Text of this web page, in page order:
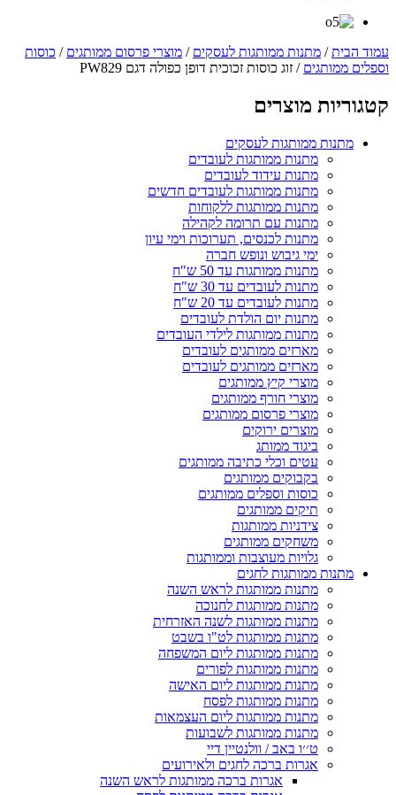
עמוד הבית/ מתנות ממותגות לעסקים / מוצרי פרסום ממותגים / כוסות
וספלים ממותגים / זוג כוסות זכוכית דופן כפולה דגם PW829
קטגוריות מוצרים
מתנות ממותגות לעסקים
מתנות ממותגות לעובדים
מתנות עידוד לעובדים
מתנות ממותגות לעובדים חדשים
מתנות ממותגות ללקוחות
מתנות עם תרומה לקהילה
מתנות לכנסים, תערוכות וימי עיון
ימי גיבוש ונופש חברה
מתנות ממותגות עד 50 ש"ח
מתנות לעובדים עד 30 ש"ח
מתנות לעובדים עד 20 ש"ח
מתנות יום הולדת לעובדים
מתנות ממותגות לילדי העובדים
מארזים ממותגים לעובדים
מארזים ממותגים לעובדים
מוצרי קיץ ממותגים
מוצרי חורף ממותגים
מוצרי פרסום ממותגים
מוצרים ירוקים
ביגוד ממותג
עטים וכלי כתיבה ממותגים
בקבוקים ממותגים
כוסות וספלים ממותגים
תיקים ממותגים
צידניות ממותגות
משחקים ממותגים
גלויות מעוצבות וממותגות
מתנות ממותגות לחגים
מתנות ממותגות לראש השנה
מתנות ממותגות לחנוכה
מתנות ממותגות לשנה האזרחית
מתנות ממותגות לט"ו בשבט
מתנות ממותגות ליום המשפחה
מתנות ממותגות לפורים
מתנות ממותגות ליום האישה
מתנות ממותגות לפסח
מתנות ממותגות ליום העצמאות
מתנות ממותגות לשבועות
ט׳׳ו באב / וולנטיין דיי
אגרות ברכה לחגים ולאירועים
אגרות ברכה ממותגות לראש השנה